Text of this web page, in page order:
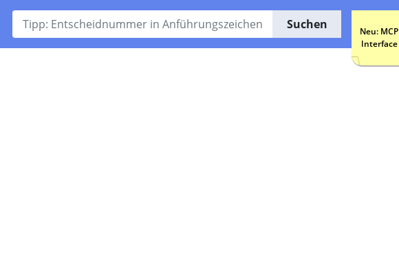
Suchen
Neu: MCP
Interface